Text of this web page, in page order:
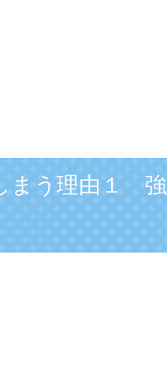
まう理由１ 強